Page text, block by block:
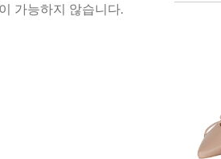
가능하지 않습니다.